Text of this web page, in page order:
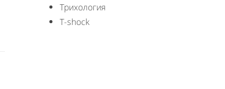
Трихология
T-shock